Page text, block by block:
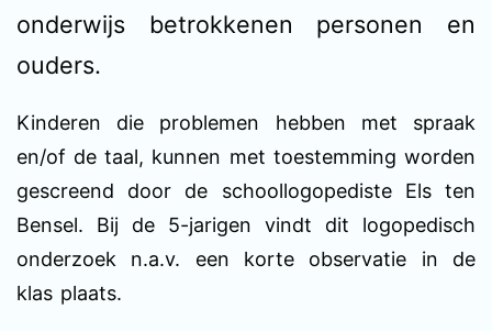
onderwijs betrokkenen personen en
ouders.
Kinderen die problemen hebben met spraak
en/of de taal, kunnen met toestemming worden
gescreend door de schoollogopediste Els ten
Bensel. Bij de 5-jarigen vindt dit logopedisch
onderzoek n.a.v. een korte observatie in de
klas plaats.